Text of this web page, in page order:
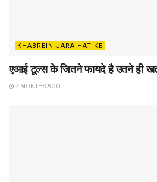
KHABREIN JARA HAT KE
एआई टूल्स के जितने फायदे है उतने ही
7 MONTHS AGO